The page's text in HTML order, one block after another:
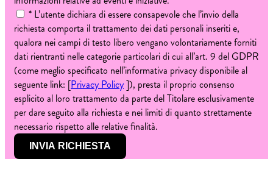
* L’utente dichiara di essere consapevole che l’invio della
richiesta comporta il trattamento dei dati personali inseriti e,
qualora nei campi di testo libero vengano volontariamente forniti
dati rientranti nelle categorie particolari di cui all’art. 9 del GDPR
(come meglio specificato nell’informativa privacy disponibile al
seguente link: [Privacy Policy]), presta il proprio consenso
esplicito al loro trattamento da parte del Titolare esclusivamente
per dare seguito alla richiesta e nei limiti di quanto strettamente
necessario rispetto alle relative finalità.
INVIA RICHIESTA